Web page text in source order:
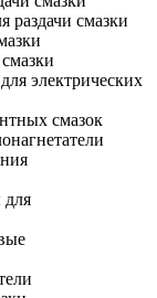
раздачи смазки
электрических
смазок